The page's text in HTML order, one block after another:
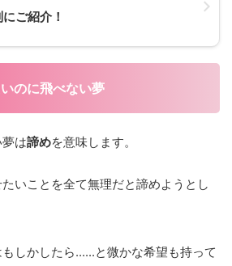
ご紹介！
のに飛べない夢
は諦めを意味します。
いことを全て無理だと諦めようとし
しかしたら......と微かな希望も持って